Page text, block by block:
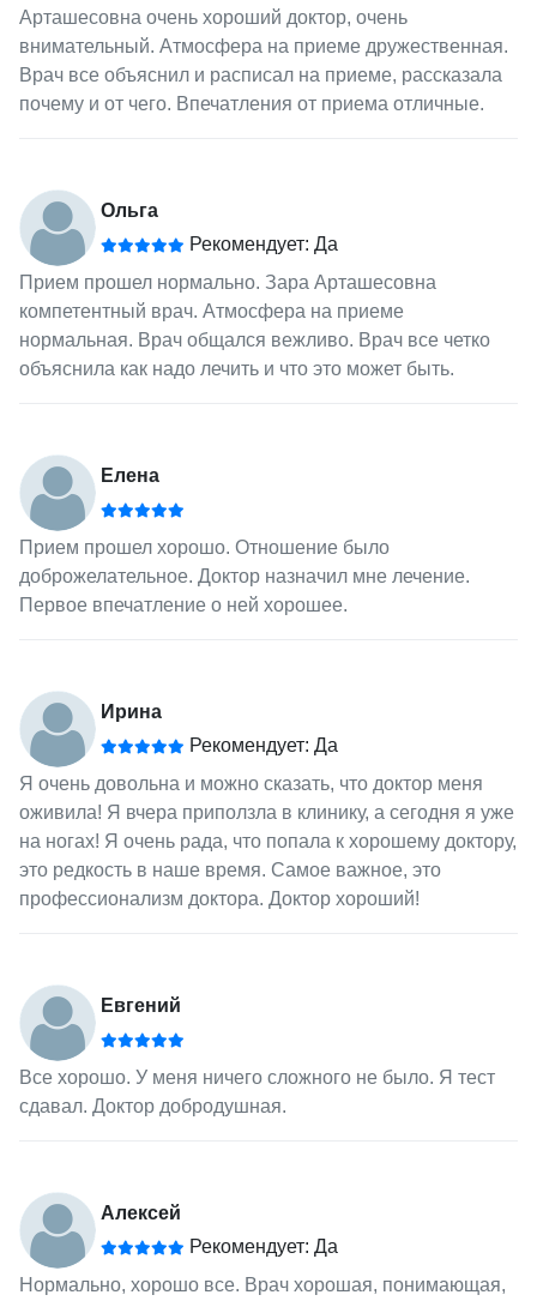
Арташесовна очень хороший доктор, очень
внимательный. Атмосфера на приеме дружественная.
Врач все объяснил и расписал на приеме, рассказала
почему и от чего. Впечатления от приема отличные.
Ольга
Рекомендует: Да
Прием прошел нормально. Зара Арташесовна
компетентный врач. Атмосфера на приеме
нормальная. Врач общался вежливо. Врач все четко
объяснила как надо лечить и что это может быть.
Елена
Прием прошел хорошо. Отношение было
доброжелательное. Доктор назначил мне лечение.
Первое впечатление о ней хорошее.
Ирина
Рекомендует: Да
Я очень довольна и можно сказать, что доктор меня
оживила! Я вчера приползла в клинику, а сегодня я уже
на ногах! Я очень рада, что попала к хорошему доктору,
это редкость в наше время. Самое важное, это
профессионализм доктора. Доктор хороший!
Евгений
Все хорошо. У меня ничего сложного не было. Я тест
сдавал. Доктор добродушная.
Алексей
Рекомендует: Да
Нормально, хорошо все. Врач хорошая, понимающая,